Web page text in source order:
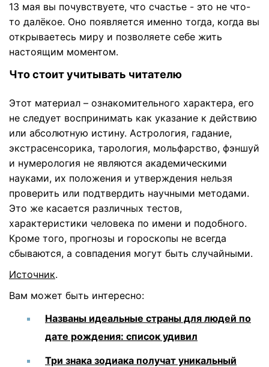
13 мая вы почувствуете, что счастье - это не что-
то далёкое. Оно появляется именно тогда, когда вы
открываетесь миру и позволяете себе жить
настоящим моментом.
Что стоит учитывать читателю
Этот материал – ознакомительного характера, его
не следует воспринимать как указание к действию
или абсолютную истину. Астрология, гадание,
экстрасенсорика, тарология, мольфарство, фэншуй
и нумерология не являются академическими
науками, их положения и утверждения нельзя
проверить или подтвердить научными методами.
Это же касается различных тестов,
характеристики человека по имени и подобного.
Кроме того, прогнозы и гороскопы не всегда
сбываются, а совпадения могут быть случайными.
Источник.
Вам может быть интересно:
Названы идеальные страны для людей по
дате рождения: список удивил
Три знака зодиака получат уникальный